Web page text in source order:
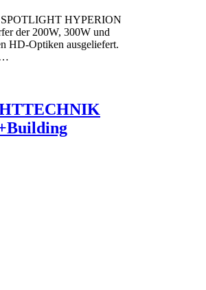
SPOTLIGHT HYPERION
der 200W, 300W und
HD-Optiken ausgeliefert.
…